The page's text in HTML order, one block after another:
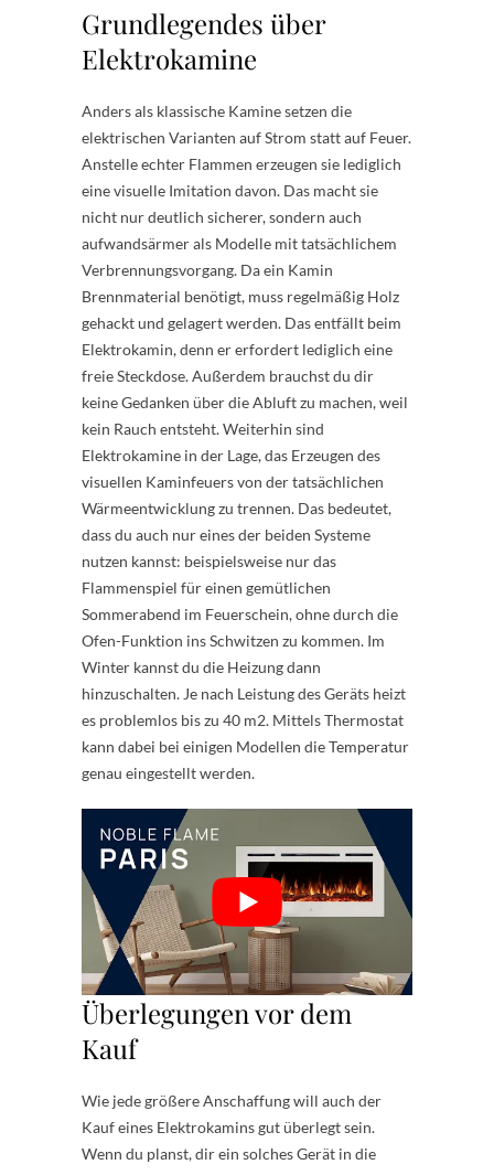
Grundlegendes über
Elektrokamine
Anders als klassische Kamine setzen die
elektrischen Varianten auf Strom statt auf Feuer.
Anstelle echter Flammen erzeugen sie lediglich
eine visuelle Imitation davon. Das macht sie
nicht nur deutlich sicherer, sondern auch
aufwandsärmer als Modelle mit tatsächlichem
Verbrennungsvorgang. Da ein Kamin
Brennmaterial benötigt, muss regelmäßig Holz
gehackt und gelagert werden. Das entfällt beim
Elektrokamin, denn er erfordert lediglich eine
freie Steckdose. Außerdem brauchst du dir
keine Gedanken über die Abluft zu machen, weil
kein Rauch entsteht. Weiterhin sind
Elektrokamine in der Lage, das Erzeugen des
visuellen Kaminfeuers von der tatsächlichen
Wärmeentwicklung zu trennen. Das bedeutet,
dass du auch nur eines der beiden Systeme
nutzen kannst: beispielsweise nur das
Flammenspiel für einen gemütlichen
Sommerabend im Feuerschein, ohne durch die
Ofen-Funktion ins Schwitzen zu kommen. Im
Winter kannst du die Heizung dann
hinzuschalten. Je nach Leistung des Geräts heizt
es problemlos bis zu 40 m2. Mittels Thermostat
kann dabei bei einigen Modellen die Temperatur
genau eingestellt werden.
Überlegungen vor dem
Kauf
Wie jede größere Anschaffung will auch der
Kauf eines Elektrokamins gut überlegt sein.
Wenn du planst, dir ein solches Gerät in die